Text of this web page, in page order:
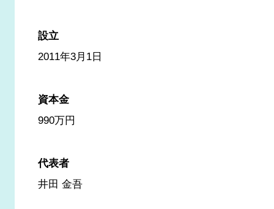
設立
2011年3月1日
資本金
990万円
代表者
井田 金吾